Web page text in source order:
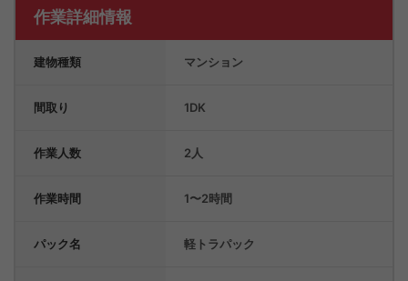
作業詳細情報
建物種類 マンション
間取り 1DK
作業人数 2人
作業時間 1〜2時間
パック名 軽トラパック